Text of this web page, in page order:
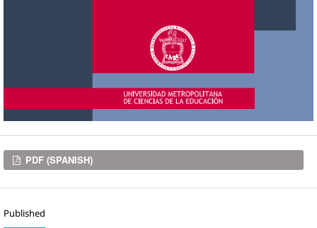
Downloads
PDF (SPANISH)
Published